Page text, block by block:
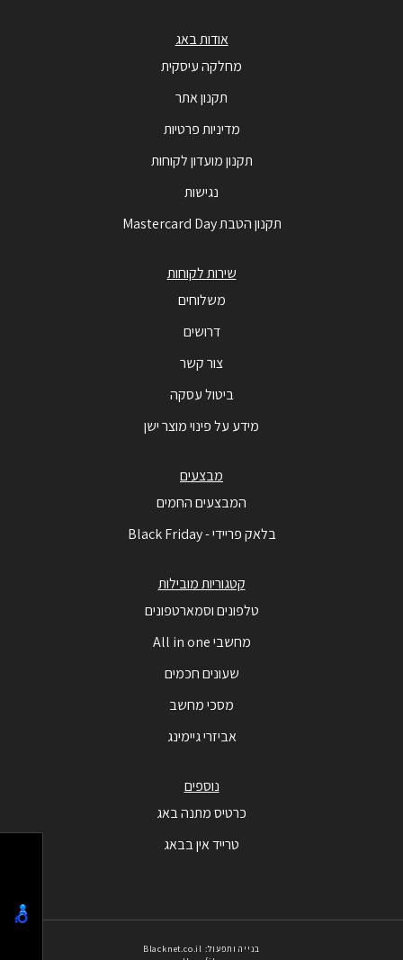
אודות באג
מחלקה עיסקית
תקנון אתר
מדיניות פרטיות
תקנון מועדון לקוחות
נגישות
תקנון הטבת Mastercard Day
שירות לקוחות
משלוחים
דרושים
צור קשר
ביטול עסקה
מידע על פינוי מוצר ישן
מבצעים
המבצעים החמים
בלאק פריידי - Black Friday
קטגוריות מובילות
טלפונים וסמארטפונים
מחשבי All in one
שעונים חכמים
מסכי מחשב
אביזרי גיימינג
נוספים
כרטיס מתנה באג
טרייד אין בבאג
בנייה ותפעול: Blacknet.co.il